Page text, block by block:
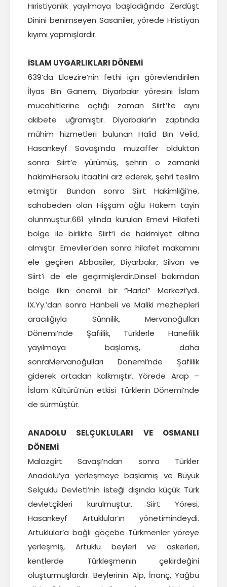
Hıristiyanlık yayılmaya başladığında Zerdüşt
Dinini benimseyen Sasaniler, yörede Hristiyan
kıyımı yapmışlardır.
İSLAM UYGARLIKLARI DÖNEMİ
639’da Elcezire’nin fethi için görevlendirilen
İlyas Bin Ganem, Diyarbakır yöresini İslam
mücahitlerine açtığı zaman Siirt’te aynı
akibete uğramıştır. Diyarbakır’ın zaptında
mühim hizmetleri bulunan Halid Bin Velid,
Hasankeyf Savaşı’nda muzaffer olduktan
sonra Siirt’e yürümüş, şehrin o zamanki
hakimiHersolu itaatini arz ederek, şehri teslim
etmiştir. Bundan sonra Siirt Hakimliği’ne,
sahabeden olan Hişşam oğlu Hakem tayin
olunmuştur.661 yılında kurulan Emevi Hilafeti
bölge ile birlikte Siirt’i de hakimiyet altına
almıştır. Emeviler’den sonra hilafet makamını
ele geçiren Abbasiler, Diyarbakır, Silvan ve
Siirt’i de ele geçirmişlerdir.Dinsel bakımdan
bölge ilkin önemli bir “Harici” Merkezi’ydi.
IX.Yy.’dan sonra Hanbeli ve Maliki mezhepleri
aracılığıyla Sünnilik, Mervanoğulları
Dönemi’nde Şafiilik, Türklerle Hanefilik
yayılmaya başlamış, daha
sonraMervanoğulları Dönemi’nde Şafiilik
giderek ortadan kalkmıştır. Yörede Arap –
İslam Kültürü’nün etkisi Türklerin Dönemi’nde
de sürmüştür.
ANADOLU SELÇUKLULARI VE OSMANLI
DÖNEMİ
Malazgirt Savaşı’ndan sonra Türkler
Anadolu’ya yerleşmeye başlamış ve Büyük
Selçuklu Devleti’nin isteği dışında küçük Türk
devletçikleri kurulmuştur. Siirt Yöresi,
Hasankeyf Artuklular’ın yönetimindeydi.
Artuklular’a bağlı göçebe Türkmenler yöreye
yerleşmiş, Artuklu beyleri ve askerleri,
kentlerde Türkleşmenin çekirdeğini
oluşturmuşlardır. Beylerinin Alp, İnanç, Yağbu